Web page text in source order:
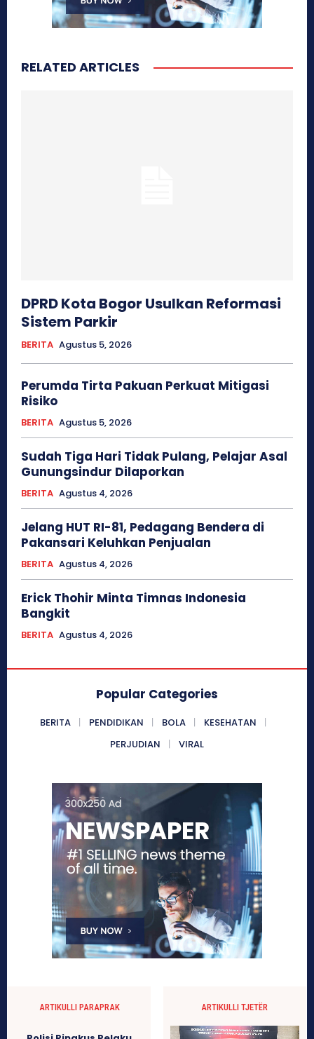
RELATED ARTICLES
DPRD Kota Bogor Usulkan Reformasi
Sistem Parkir
BERITA Agustus 5, 2026
Perumda Tirta Pakuan Perkuat Mitigasi
Risiko
BERITA Agustus 5, 2026
Sudah Tiga Hari Tidak Pulang, Pelajar Asal
Gunungsindur Dilaporkan
BERITA Agustus 4, 2026
Jelang HUT RI-81, Pedagang Bendera di
Pakansari Keluhkan Penjualan
BERITA Agustus 4, 2026
Erick Thohir Minta Timnas Indonesia
Bangkit
BERITA Agustus 4, 2026
Popular Categories
BERITA PENDIDIKAN BOLA
KESEHATAN
PERJUDIAN
VIRAL
ARTIKULLI PARAPRAK ARTIKULLI TJETËR